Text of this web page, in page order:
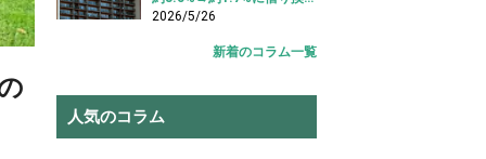
成功！｜東京都中央区【不
動産投資ローン 借り換え事
2026/5/26
新着のコラム一覧
人気のコラム